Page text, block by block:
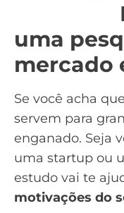
uma
mercado
Se você acha
servem para
enganado. Seja
uma startup ou
estudo vai te
motivações do